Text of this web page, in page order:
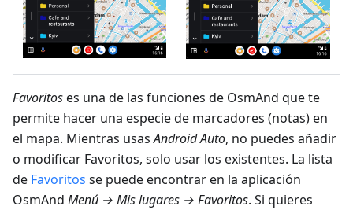
Favoritoses una de las funciones de OsmAnd que te
permite hacer una especie de marcadores (notas) en
el mapa. Mientras usasAndroid Auto, no puedes añadir
o modificar Favoritos, solo usar los existentes. La lista
de Favoritos se puede encontrar en la aplicación
OsmAnd Menú → Mis lugares → Favoritos. Si quieres